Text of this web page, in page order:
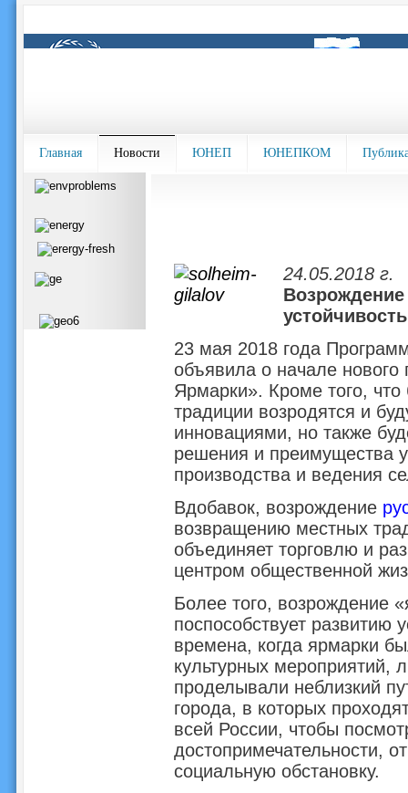
Главная Новости ЮНЕП ЮНЕПКОМ
24.05.2018 г.
Возрождение
устойчивость
23 мая 2018 года
объявила о начале нового
Ярмарки». Кроме того,
традиции возродятся и
инновациями, но также
решения и преимущества
производства и ведения
Вдобавок, возрождение
возвращению местных
объединяет торговлю и
центром общественной
Более того, возрождение
поспособствует развитию
времена, когда ярмарки
культурных мероприятий,
проделывали неблизкий
города, в которых
всей России, чтобы
достопримечательности,
социальную обстановку.